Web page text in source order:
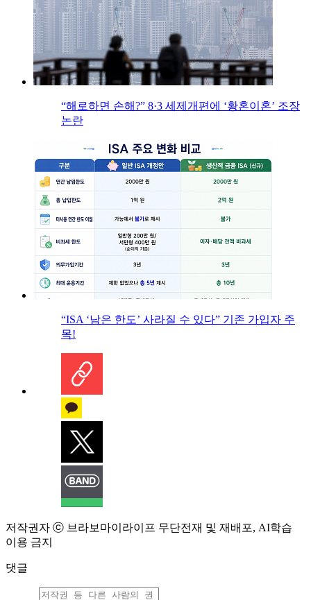
“해로하면 손해?” 8·3 세제개편에 ‘황혼이혼’ 조장
논란
“ISA ‘남은 한도’ 사라질 수 있다” 기존 가입자 주
목!
저작권자 ⓒ 브라보마이라이프 무단전재 및 재배포, AI학습
이용 금지
댓글